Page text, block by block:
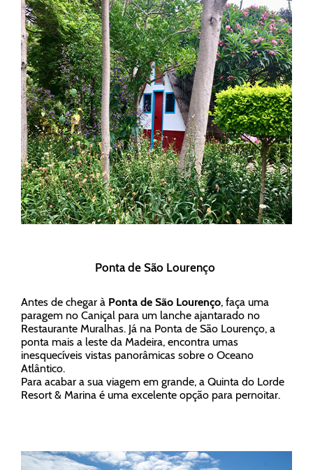
Ponta de São Lourenço
Antes de chegar à Ponta de São Lourenço, faça uma
paragem no Caniçal para um lanche ajantarado no
Restaurante Muralhas. Já na Ponta de São Lourenço, a
ponta mais a leste da Madeira, encontra umas
inesquecíveis vistas panorâmicas sobre o Oceano
Atlântico.
Para acabar a sua viagem em grande, a Quinta do Lorde
Resort & Marina é uma excelente opção para pernoitar.